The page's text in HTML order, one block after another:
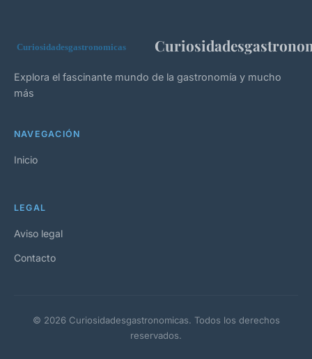
Explora el fascinante mundo de la gastronomía y mucho
más
NAVEGACIÓN
Inicio
LEGAL
Aviso legal
Contacto
© 2026 Curiosidadesgastronomicas. Todos los derechos
reservados.